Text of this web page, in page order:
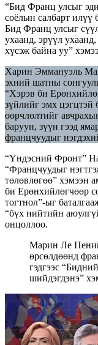
“Бид Франц улсыг
соёлын салбарт илүү
Бид Франц улсыг
ухаанд, эрүүл
хүсэж байна уу”
Харин Эммануэль
эхний шатны
“Хэрэв би
зүйлийг эмх цэгцтэй
өөрчлөлтийг
баруун, зүүн гээд
францчуудыг
“Үндэсний Фронт”
“Францчуудыг
төлөвлөгөө” хэмээн
би Ерөнхийлөгчөөр
тогтнол”-ыг
“бүх нийтийн
онцоллоо.
Марин Ле
өрсөлдөөнд
гэдгээс
шийдэгдэнэ”